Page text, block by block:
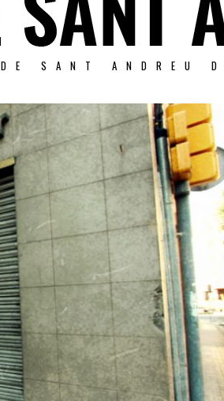
SANT ANDREU